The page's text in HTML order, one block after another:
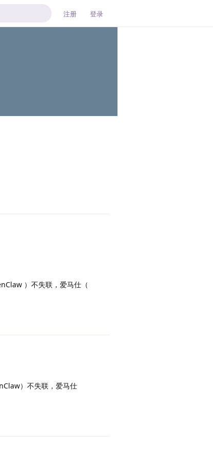
注册 登录
）不失联，爱马仕（
）不失联，爱马仕